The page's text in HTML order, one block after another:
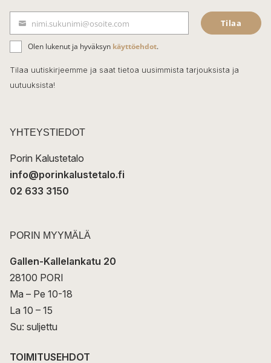
e
b
o
o
k
ä
h
k
t
nimi.sukunimi@osoite.com Tilaa
Olen lukenut ja hyväksyn käyttöehdot.
Tilaa uutiskirjeemme ja saat tietoa uusimmista tarjouksista ja
uutuuksista!
YHTEYSTIEDOT
Porin Kalustetalo
info@porinkalustetalo.fi
02 633 3150
PORIN MYYMÄLÄ
Gallen-Kallelankatu 20
28100 PORI
Ma – Pe 10-18
La 10 – 15
Su: suljettu
TOIMITUSEHDOT